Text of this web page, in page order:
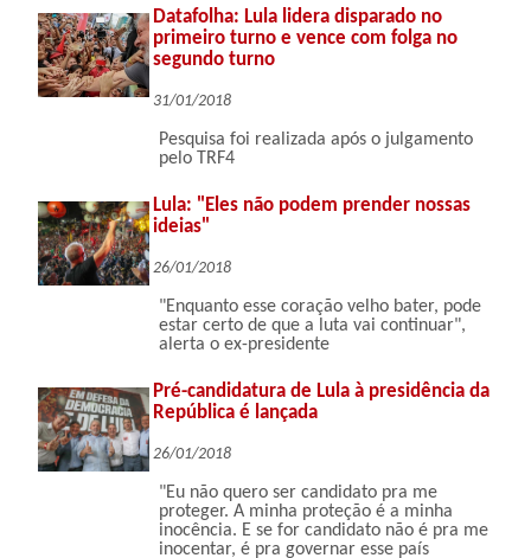
Datafolha: Lula lidera disparado no
primeiro turno e vence com folga no
segundo turno
31/01/2018
Pesquisa foi realizada após o julgamento
pelo TRF4
Lula: "Eles não podem prender nossas
ideias"
26/01/2018
"Enquanto esse coração velho bater, pode
estar certo de que a luta vai continuar",
alerta o ex-presidente
Pré-candidatura de Lula à presidência da
República é lançada
26/01/2018
"Eu não quero ser candidato pra me
proteger. A minha proteção é a minha
inocência. E se for candidato não é pra me
inocentar, é pra governar esse país